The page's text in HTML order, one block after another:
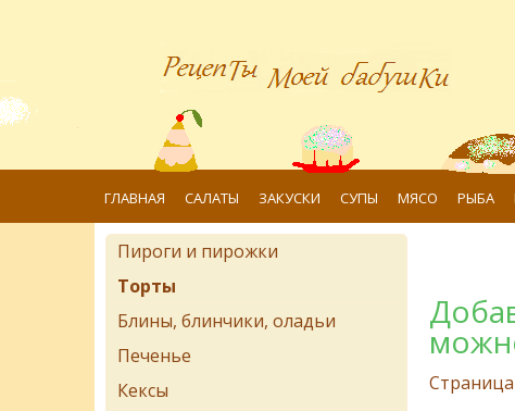
ГЛАВНАЯ САЛАТЫ ЗАКУСКИ СУПЫ МЯСО РЫБА
Пироги и пирожки
Торты
Блины, блинчики, оладьи
Печенье
Кексы